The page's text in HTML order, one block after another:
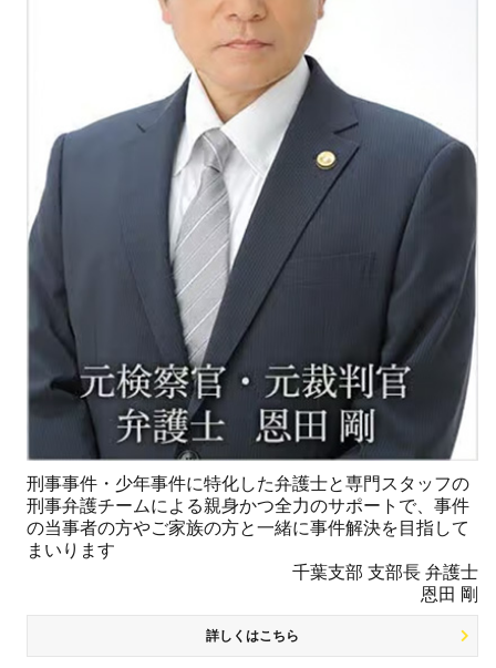
刑事事件・少年事件に特化した弁護士と専門スタッフの
刑事弁護チームによる親身かつ全力のサポートで、事件
の当事者の方やご家族の方と一緒に事件解決を目指して
まいります
千葉支部 支部長 弁護士
恩田 剛
詳しくはこちら